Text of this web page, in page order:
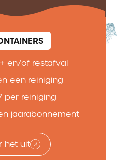
en/of restafval
een reiniging
per reiniging
jaarabonnement
het uit